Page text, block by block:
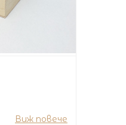
Виж повече